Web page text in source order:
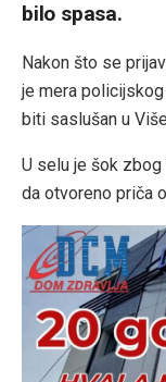
bilo spasa.
Nakon što se
je mera
biti saslušan u
U selu je šok
da otvoreno priča